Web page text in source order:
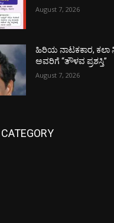
August 7, 2026
ಹಿರಿಯ ನಾಟಕಕಾರ, ಕಲಾ
ಅವರಿಗೆ “ತೌಳವ ಪ್ರಶಸ್ತಿ”
August 7, 2026